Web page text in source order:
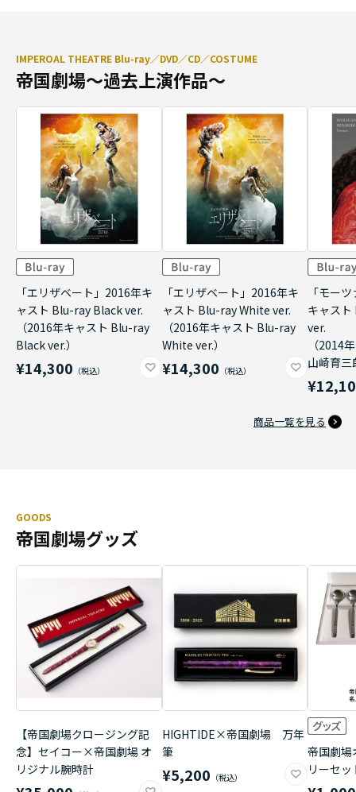
IMPEROAL THEATRE Blu-ray／DVD／CD／COSTUME
帝国劇場～過去上演作品～
「エリザベート」2016年キ
ャスト Blu-ray Black ver.
（2016年キャスト Blu-ray
Black ver.）
¥14,300
「エリザベート」2016年キ
ャスト Blu-ray White ver.
（2016年キャスト Blu-ray
White ver.）
¥14,300
「モー
キャス
ver.
（2014
山崎育三
商品一覧を見る
GOODS
帝国劇場グッズ
【帝国劇場クロージング記
念】セイコー×帝国劇場 オ
リジナル腕時計
HIGHTIDE×帝国劇場 万年
筆
¥5,200
帝国劇場
リーセッ